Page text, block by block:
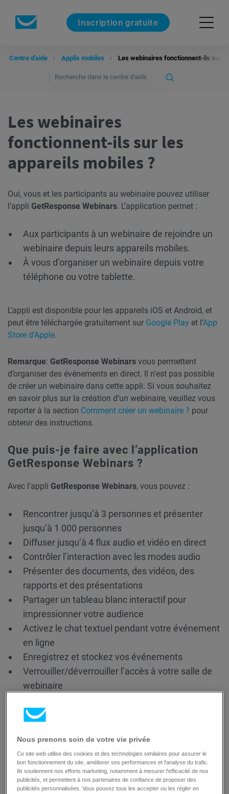
Inscription gratuite
Centre d'aide Applis mobiles Les webinaires fonctionnent-ils sur
Les webinaires
fonctionnent-ils sur les
appareils mobiles ?
Oui, vous et les participants au webinaire pouvez utiliser
l’appli GetResponse Webinars. L’application permet :
Aux participants à un webinaire de rejoindre un
webinaire depuis leurs appareils mobiles.
À vous d’organiser un webinaire depuis votre
téléphone ou votre tablette.
L’appli est disponible pour les appareils iOS et Android, et
peut être téléchargée gratuitement sur Google Play et l’App
Store d’Apple.
Remarque: GetResponse Webinars vous permettent
d’organiser des événements en direct. Il n’est pas possible
de créer un webinaire dans cette appli. Si vous souhaitez
en savoir plus sur la création d’un webinaire, veuillez vous
reporter à la section Comment créer un webinaire ? pour
obtenir des instructions.
Que puis-je faire avec l’application
GetResponse Webinars ?
Avec l’appli GetResponse Webinars, vous pouvez :
Rencontrer jusqu’à 3 personnes et présenter
jusqu’à 1 000 personnes
Diffuser jusqu’à 4 flux audio et vidéo en direct
Contrôler l’interaction avec les modes audio
Présenter des documents, des vidéos, des
rapports et des présentations
Partager un tableau blanc interactif pour
impressionner votre audience
Activez le chat textuel pendant votre événement
en ligne
Enregistrez et stockez vos événements
Verrouiller/déverrouiller l’accès à votre salle de
webinaire
Puis-je organiser un webinaire depuis
un appareil mobile ?
Il est possible d’organiser un webinaire depuis un téléphone
ou une tablette. Voici comment cela fonctionne :
Nous prenons soin de votre vie privée
Ce site web utilise des cookies et des technologies similaires pour assurer le
bon fonctionnement du site, améliorer ses performances et l'analyse du trafic.
Ils soutiennent nos efforts marketing, notamment à mesurer l'efficacité de nos
publicités, et permettent à nos partenaires de confiance de proposer des
publicités personnalisées. Vous pouvez tous les accepter ou les régler en